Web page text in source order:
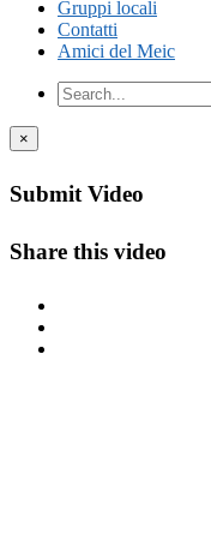
Gruppi locali
Contatti
Amici del Meic
×
Submit Video
Share this video